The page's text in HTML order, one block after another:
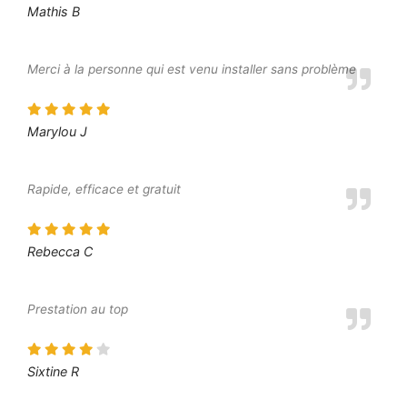
Mathis B
Merci à la personne qui est venu installer sans problème
Marylou J
Rapide, efficace et gratuit
Rebecca C
Prestation au top
Sixtine R